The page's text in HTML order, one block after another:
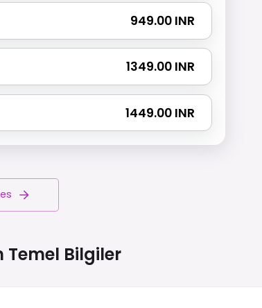
₹ 949.00 INR
₹ 1349.00 INR
₹ 1449.00 INR
Temel Bilgiler